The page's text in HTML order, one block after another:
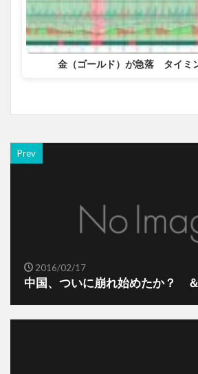
金（ゴールド）が急落 タイミ
Prev
2016/02/17
中国、ついに崩れ始めたか？